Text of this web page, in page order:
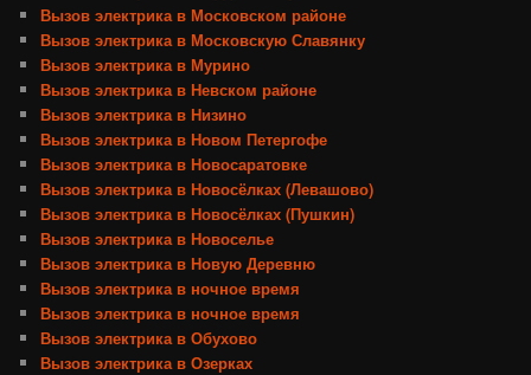
Вызов электрика в Московском районе
Вызов электрика в Московскую Славянку
Вызов электрика в Мурино
Вызов электрика в Невском районе
Вызов электрика в Низино
Вызов электрика в Новом Петергофе
Вызов электрика в Новосаратовке
Вызов электрика в Новосёлках (Левашово)
Вызов электрика в Новосёлках (Пушкин)
Вызов электрика в Новоселье
Вызов электрика в Новую Деревню
Вызов электрика в ночное время
Вызов электрика в ночное время
Вызов электрика в Обухово
Вызов электрика в Озерках